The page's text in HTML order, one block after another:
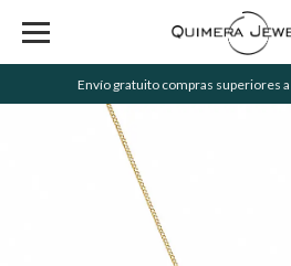
Envío gratuito compras superiores a